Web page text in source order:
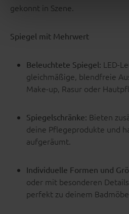
gekonnt in Szene.
Spiegel mit Mehrwert
Beleuchtete Spiegel: LED-
gleichmäßige, blendfreie
Make-up, Rasur oder
Spiegelschränke: Bieten
deine Pflegeprodukte und
aufgeräumt.
Individuelle Formen und
oder mit besonderen
perfekt zu deinem